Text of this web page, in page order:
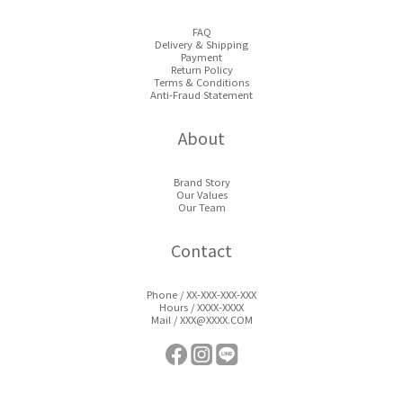
FAQ
Delivery & Shipping
Payment
Return Policy
Terms & Conditions
Anti-Fraud Statement
About
Brand Story
Our Values
Our Team
Contact
Phone / XX-XXX-XXX-XXX
Hours / XXXX-XXXX
Mail / XXX@XXXX.COM